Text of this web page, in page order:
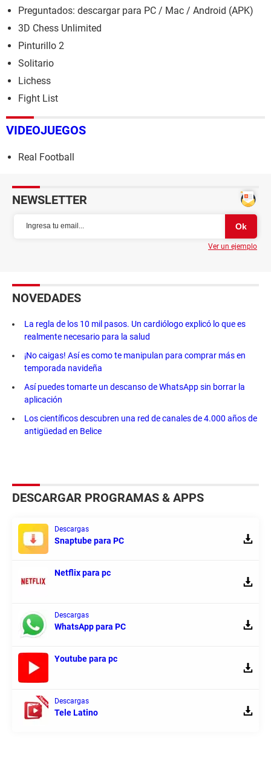
Preguntados: descargar para PC / Mac / Android (APK)
3D Chess Unlimited
Pinturillo 2
Solitario
Lichess
Fight List
VIDEOJUEGOS
Real Football
NEWSLETTER
Ver un ejemplo
NOVEDADES
La regla de los 10 mil pasos. Un cardiólogo explicó lo que es
realmente necesario para la salud
¡No caigas! Así es como te manipulan para comprar más en
temporada navideña
Así puedes tomarte un descanso de WhatsApp sin borrar la
aplicación
Los científicos descubren una red de canales de 4.000 años de
antigüedad en Belice
DESCARGAR PROGRAMAS & APPS
Descargas
Snaptube para PC
Netflix para pc
Descargas
WhatsApp para PC
Youtube para pc
Descargas
Tele Latino